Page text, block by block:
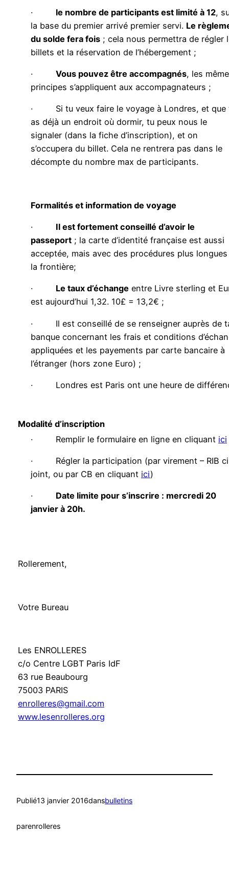
· le nombre de participants est limité à 12,
la base du premier arrivé premier servi. Le
du solde fera fois ; cela nous permettra de régler
billets et la réservation de l’hébergement ;
· Vous pouvez être accompagnés, les
principes s’appliquent aux accompagnateurs ;
· Si tu veux faire le voyage à Londres, et que
as déjà un endroit où dormir, tu peux nous le
signaler (dans la fiche d’inscription), et on
s’occupera du billet. Cela ne rentrera pas dans le
décompte du nombre max de participants.
Formalités et information de voyage
· Il est fortement conseillé d’avoir le
passeport ; la carte d’identité française est aussi
acceptée, mais avec des procédures plus longues
la frontière;
· Le taux d’échange entre Livre sterling et
est aujourd’hui 1,32. 10£ = 13,2€ ;
· Il est conseillé de se renseigner auprès de
banque concernant les frais et conditions
appliquées et les payements par carte bancaire à
l’étranger (hors zone Euro) ;
· Londres est Paris ont une heure de
Modalité d’inscription
· Remplir le formulaire en ligne en cliquant ici
· Régler la participation (par virement – RIB
joint, ou par CB en cliquant ici)
· Date limite pour s’inscrire : mercredi 20
janvier à 20h.
Rollerement,
Votre Bureau
Les ENROLLERES
c/o Centre LGBT Paris IdF
63 rue Beaubourg
75003 PARIS
enrolleres@gmail.com
www.lesenrolleres.org
Publié13 janvier 2016dansbulletins
parenrolleres